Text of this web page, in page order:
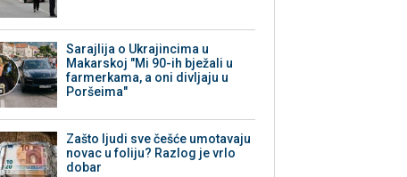
Sarajlija o Ukrajincima u
Makarskoj "Mi 90-ih bježali u
farmerkama, a oni divljaju u
Poršeima"
Zašto ljudi sve češće umotavaju
novac u foliju? Razlog je vrlo
dobar